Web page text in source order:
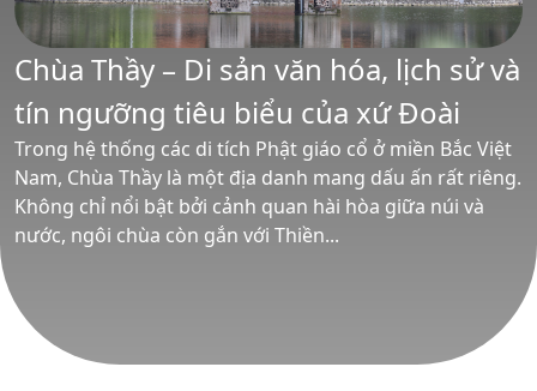
Chùa Thầy – Di sản văn hóa, lịch sử và
tín ngưỡng tiêu biểu của xứ Đoài
Trong hệ thống các di tích Phật giáo cổ ở miền Bắc Việt
Nam, Chùa Thầy là một địa danh mang dấu ấn rất riêng.
Không chỉ nổi bật bởi cảnh quan hài hòa giữa núi và
nước, ngôi chùa còn gắn với Thiền...